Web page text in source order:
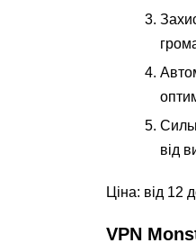
від
Ціна: від 12
VPN